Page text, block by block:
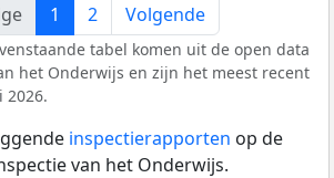
1 2 Volgende
tabel komen uit de open data
het Onderwijs en zijn het meest recent
2026.
inspectierapporten op de
van het Onderwijs.